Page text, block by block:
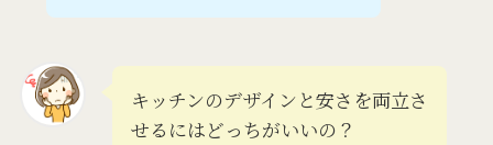
キッチンのデザインと安さを両立さ
せるにはどっちがいいの？